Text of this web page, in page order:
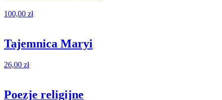
100,00 zł
Tajemnica Maryi
26,00 zł
Poezje religijne